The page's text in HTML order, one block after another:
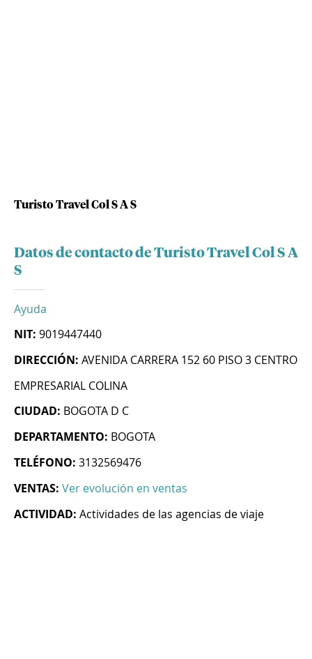
Turisto Travel Col S A S
Datos de contacto de Turisto Travel Col S A
S
Ayuda
NIT: 9019447440
DIRECCIÓN: AVENIDA CARRERA 152 60 PISO 3 CENTRO
EMPRESARIAL COLINA
CIUDAD: BOGOTA D C
DEPARTAMENTO: BOGOTA
TELÉFONO: 3132569476
VENTAS: Ver evolución en ventas
ACTIVIDAD: Actividades de las agencias de viaje